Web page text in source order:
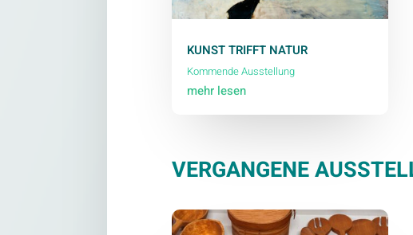
KUNST TRIFFT NATUR
Kommende Ausstellung
mehr lesen
VERGANGENE